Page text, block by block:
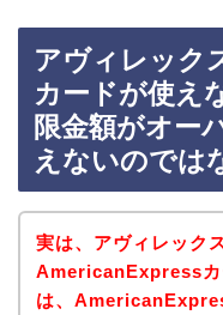
アヴィレック
カードが使え
限金額がオー
えないのでは
実は、アヴィレック
AmericanExpressカ
は、